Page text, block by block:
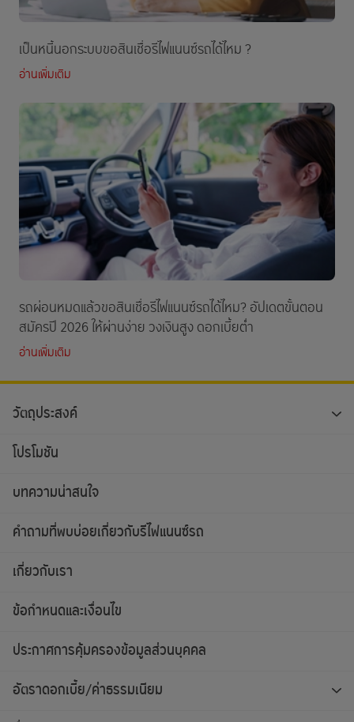
เป็นหนี้นอกระบบขอสินเชื่อรีไฟแนนซ์รถได้ไหม ?
อ่านเพิ่มเติม
รถผ่อนหมดแล้วขอสินเชื่อรีไฟแนนซ์รถได้ไหม? อัปเดตขั้นตอน
สมัครปี 2026 ให้ผ่านง่าย วงเงินสูง ดอกเบี้ยต่ำ
อ่านเพิ่มเติม
วัตถุประสงค์
โปรโมชัน
บทความน่าสนใจ
คำถามที่พบบ่อยเกี่ยวกับรีไฟแนนซ์รถ
เกี่ยวกับเรา
ข้อกำหนดและเงื่อนไข
ประกาศการคุ้มครองข้อมูลส่วนบุคคล
อัตราดอกเบี้ย/ค่าธรรมเนียม